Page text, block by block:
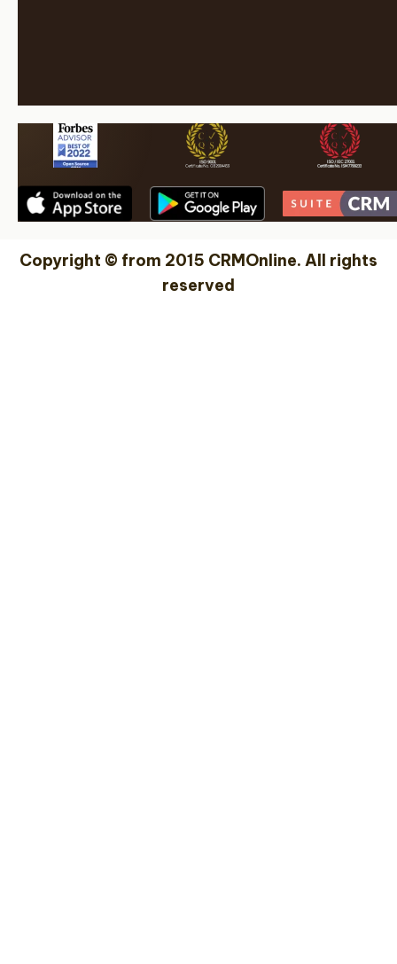
Copyright © from 2015 CRMOnline. All rights
reserved